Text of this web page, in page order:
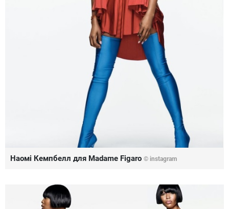
Наомі Кемпбелл для Madame Figaro © instagram